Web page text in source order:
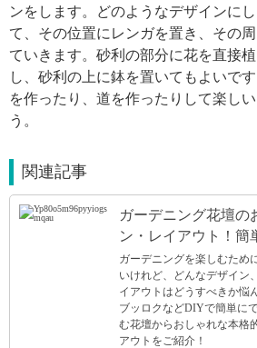
ンをします。どのようなデザインに
て、その位置にレンガを置き、その
ていきます。砂利の部分に花を直接
し、砂利の上に鉢を置いてもよいで
を作ったり、道を作ったりして楽し
う。
関連記事
ガーデニング花壇の
ン・レイアウト！簡
ガーデニングを楽しむため
いけれど、どんなデザイン
イアウトはどうすべきか悩
ブッロクなどDIYで簡単に
む花壇からおしゃれな本格
アウトをご紹介！